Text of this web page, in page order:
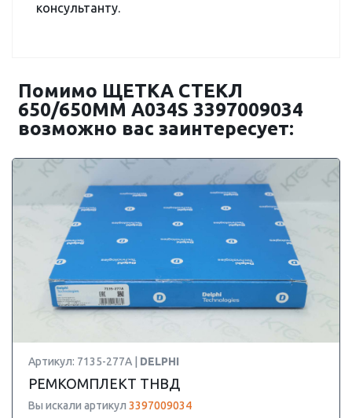
консультанту.
Помимо ЩЕТКА СТЕКЛ
650/650ММ A034S 3397009034
возможно вас заинтересует:
Артикул: 7135-277A | DELPHI
РЕМКОМПЛЕКТ ТНВД
Вы искали артикул 3397009034